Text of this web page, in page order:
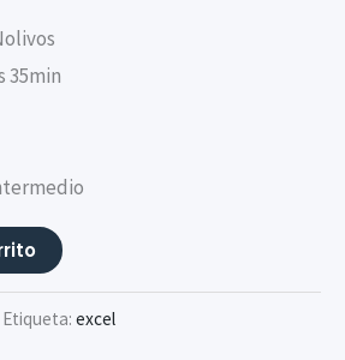
35min
Etiqueta: excel